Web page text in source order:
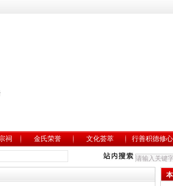
祠 金氏荣誉 文化荟萃 行善积德修心